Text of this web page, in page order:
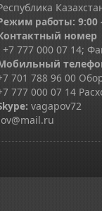
работы: 9:00
номер
+7 777 000 07 14;
701 788 96 00
777 000 07 14
: vagapov72